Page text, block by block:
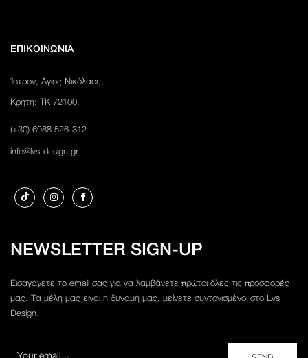
ΕΠΙΚΟΙΝΩΝΙΑ
Ίστρον, Αγιος Νικόλαος,
Κρήτη: ΤΚ 72100.
(+30) 6988 526-312
info@lvs-design.gr
NEWSLETTER SIGN-UP
Εισαγάγετε το email σας για να λαμβάνετε πρώτοι όλες τις προσφορές
μας. Τα μέλη μας είναι η δυναμή μας, μείνετε συντονισμένοι στο Lvs
Design.